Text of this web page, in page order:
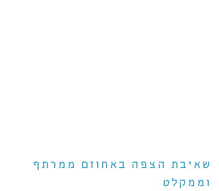
שאיבת הצפה באחוזם ממרתף
וממקלט